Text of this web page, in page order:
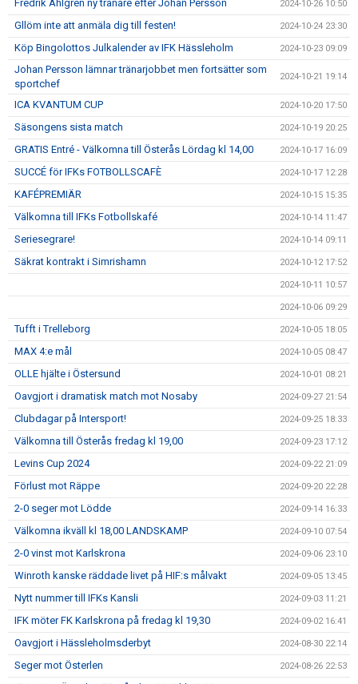
Fredrik Ahlgren ny tränare efter Johan Persson 2024-10-26 10:50
Gllöm inte att anmäla dig till festen! 2024-10-24 23:30
Köp Bingolottos Julkalender av IFK Hässleholm 2024-10-23 09:09
Johan Persson lämnar tränarjobbet men fortsätter som
sportchef
2024-10-21 19:14
ICA KVANTUM CUP 2024-10-20 17:50
Säsongens sista match 2024-10-19 20:25
GRATIS Entré - Välkomna till Österås Lördag kl 14,00 2024-10-17 16:09
SUCCÉ för IFKs FOTBOLLSCAFÈ 2024-10-17 12:28
KAFÉPREMIÄR 2024-10-15 15:35
Välkomna till IFKs Fotbollskafé 2024-10-14 11:47
Seriesegrare! 2024-10-14 09:11
Säkrat kontrakt i Simrishamn 2024-10-12 17:52
2024-10-11 10:57
2024-10-06 09:29
Tufft i Trelleborg 2024-10-05 18:05
MAX 4:e mål 2024-10-05 08:47
OLLE hjälte i Östersund 2024-10-01 08:21
Oavgjort i dramatisk match mot Nosaby 2024-09-27 21:54
Clubdagar på Intersport! 2024-09-25 18:33
Välkomna till Österås fredag kl 19,00 2024-09-23 17:12
Levins Cup 2024 2024-09-22 21:09
Förlust mot Räppe 2024-09-20 22:28
2-0 seger mot Lödde 2024-09-14 16:33
Välkomna ikväll kl 18,00 LANDSKAMP 2024-09-10 07:54
2-0 vinst mot Karlskrona 2024-09-06 23:10
Winroth kanske räddade livet på HIF:s målvakt 2024-09-05 13:45
Nytt nummer till IFKs Kansli 2024-09-03 11:21
IFK möter FK Karlskrona på fredag kl 19,30 2024-09-02 16:41
Oavgjort i Hässleholmsderbyt 2024-08-30 22:14
Seger mot Österlen 2024-08-26 22:53